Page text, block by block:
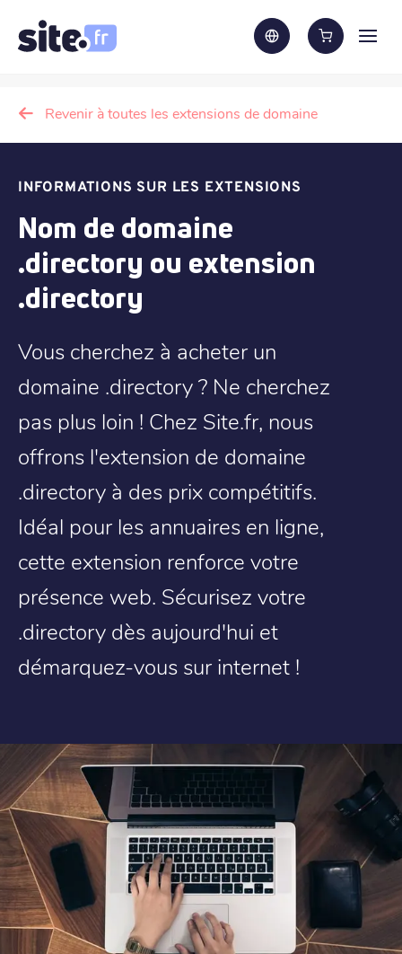
Revenir à toutes les extensions de domaine
INFORMATIONS SUR LES EXTENSIONS
Nom de domaine
.directory ou extension
.directory
Vous cherchez à acheter un
domaine .directory ? Ne cherchez
pas plus loin ! Chez Site.fr, nous
offrons l'extension de domaine
.directory à des prix compétitifs.
Idéal pour les annuaires en ligne,
cette extension renforce votre
présence web. Sécurisez votre
.directory dès aujourd'hui et
démarquez-vous sur internet !